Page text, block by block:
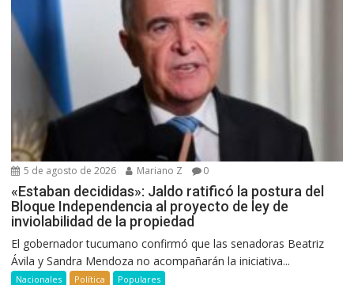
5 de agosto de 2026 Mariano Z 0
«Estaban decididas»: Jaldo ratificó la postura del
Bloque Independencia al proyecto de ley de
inviolabilidad de la propiedad
El gobernador tucumano confirmó que las senadoras Beatriz
Ávila y Sandra Mendoza no acompañarán la iniciativa...
Nacionales Política Populares